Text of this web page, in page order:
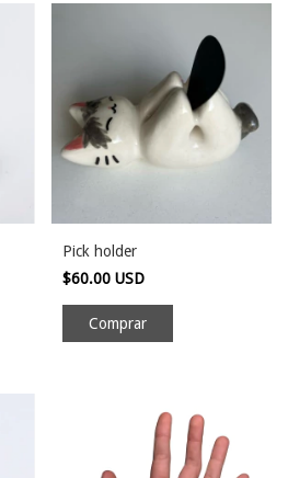
Pick holder
$60.00 USD